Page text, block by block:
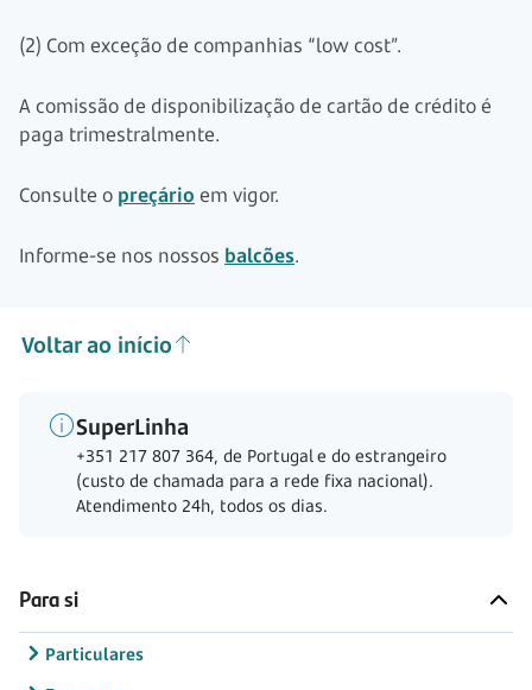
(2) Com exceção de companhias “low cost”.
A comissão de disponibilização de cartão de crédito é
paga trimestralmente.
Consulte o preçário em vigor.
Informe-se nos nossos balcões.
Voltar ao início
SuperLinha
+351 217 807 364, de Portugal e do estrangeiro
(custo de chamada para a rede fixa nacional).
Atendimento 24h, todos os dias.
Para si
Particulares